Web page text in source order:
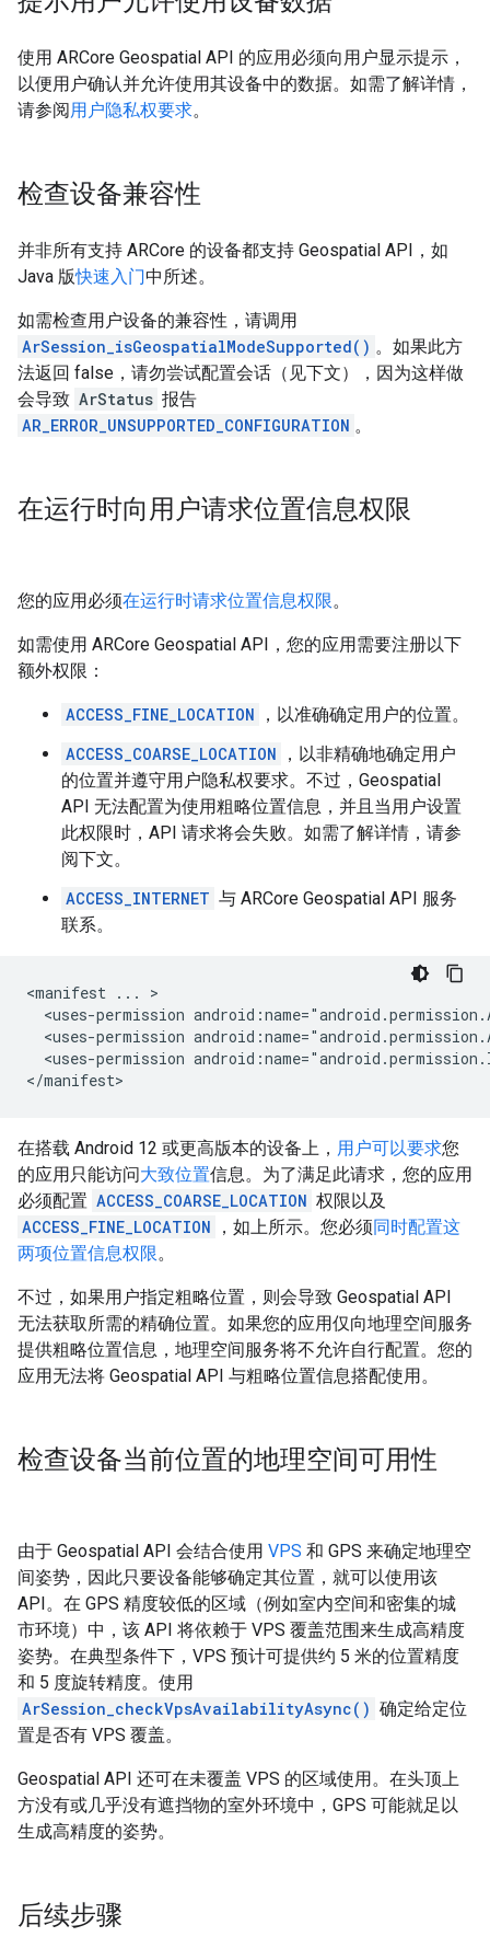
使用 ARCore Geospatial API 的应用必须向用户显示提示，
以便用户确认并允许使用其设备中的数据。如需了解详情，
请参阅用户隐私权要求。
检查设备兼容性
并非所有支持 ARCore 的设备都支持 Geospatial API，如
Java 版快速入门中所述。
如需检查用户设备的兼容性，请调用
ArSession_isGeospatialModeSupported() 。如果此方
法返回 false，请勿尝试配置会话（见下文），因为这样做
会导致 ArStatus 报告
AR_ERROR_UNSUPPORTED_CONFIGURATION 。
在运行时向用户请求位置信息权限
您的应用必须在运行时请求位置信息权限。
如需使用 ARCore Geospatial API，您的应用需要注册以下
额外权限：
ACCESS_FINE_LOCATION
，以准确确定用户的位置。
ACCESS_COARSE_LOCATION
，以非精确地确定用户
的位置并遵守用户隐私权要求。不过，Geospatial
API 无法配置为使用粗略位置信息，并且当用户设置
此权限时，API 请求将会失败。如需了解详情，请参
阅下文。
ACCESS_INTERNET 与 ARCore Geospatial API 服务
联系。
<manifest ...
<uses-permission
<uses-permission
<uses-permission
在搭载 Android 12 或更高版本的设备上， 用户可以要求您
的应用只能访问大致位置信息。为了满足此请求，您的应用
必须配置 ACCESS_COARSE_LOCATION 权限以及
ACCESS_FINE_LOCATION
，如上所示。您必须同时配置这
两项位置信息权限。
不过，如果用户指定粗略位置，则会导致 Geospatial API
无法获取所需的精确位置。如果您的应用仅向地理空间服务
提供粗略位置信息，地理空间服务将不允许自行配置。您的
应用无法将 Geospatial API 与粗略位置信息搭配使用。
检查设备当前位置的地理空间可用性
由于 Geospatial API 会结合使用 VPS 和 GPS 来确定地理空
间姿势，因此只要设备能够确定其位置，就可以使用该
API。在 GPS 精度较低的区域（例如室内空间和密集的城
市环境）中，该 API 将依赖于 VPS 覆盖范围来生成高精度
姿势。在典型条件下，VPS 预计可提供约 5 米的位置精度
和 5 度旋转精度。使用
ArSession_checkVpsAvailabilityAsync() 确定给定位
置是否有 VPS 覆盖。
Geospatial API 还可在未覆盖 VPS 的区域使用。在头顶上
方没有或几乎没有遮挡物的室外环境中，GPS 可能就足以
生成高精度的姿势。
后续步骤